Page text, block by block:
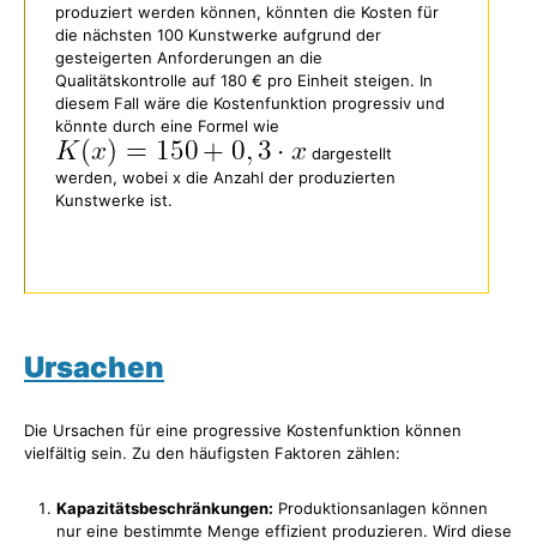
produziert werden können, könnten die Kosten für
die nächsten 100 Kunstwerke aufgrund der
gesteigerten Anforderungen an die
Qualitätskontrolle auf 180 € pro Einheit steigen. In
diesem Fall wäre die Kostenfunktion progressiv und
könnte durch eine Formel wie
dargestellt
werden, wobei x die Anzahl der produzierten
Kunstwerke ist.
Ursachen
Die Ursachen für eine progressive Kostenfunktion können
vielfältig sein. Zu den häufigsten Faktoren zählen:
Kapazitätsbeschränkungen: Produktionsanlagen können
nur eine bestimmte Menge effizient produzieren. Wird diese